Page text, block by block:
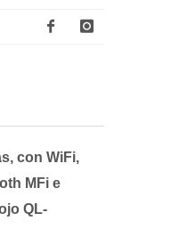
con WiFi,
MFi e
QL-